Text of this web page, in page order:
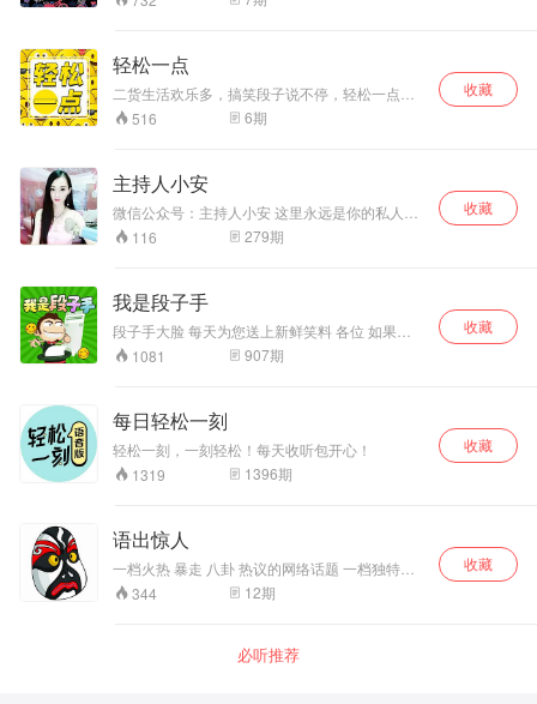
轻松一点
二货生活欢乐多，搞笑段子说不停，轻松一点，
轻松不只一点点~ 主播V博：壹粒佳子 欢迎种草
么么哒~
516 6期
收藏
主持人小安
微信公众号：主持人小安 这里永远是你的私人电
台~116 279期
收藏
我是段子手
段子手大脸 每天为您送上新鲜笑料 各位 如果我
开直播 你们会来听吗 留言告诉我
1081 907期
收藏
每日轻松一刻
轻松一刻，一刻轻松！每天收听包开心！
1319
1396期
收藏
语出惊人
一档火热 暴走 八卦 热议的网络话题 一档独特视
344 12期
收藏
必听推荐